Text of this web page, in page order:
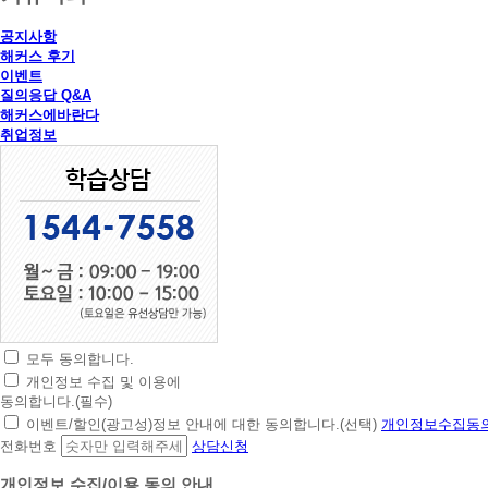
공지사항
해커스 후기
이벤트
질의응답 Q&A
해커스에바란다
취업정보
초
간
편
상
담
모두 동의합니다.
개인정보 수집 및 이용에
동의합니다.(필수)
이벤트/할인(광고성)정보 안내에 대한 동의합니다.(선택) 개인정보수집동
전화번호
상담신청